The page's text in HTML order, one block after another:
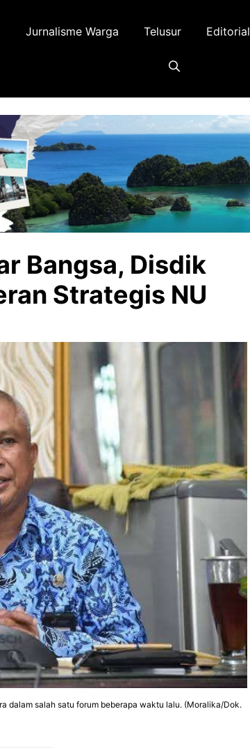
Jurnalisme Warga Telusur Editorial
Bangsa, Disdik
Strategis NU
dalam salah satu forum beberapa waktu lalu. (Moralika/Dok.